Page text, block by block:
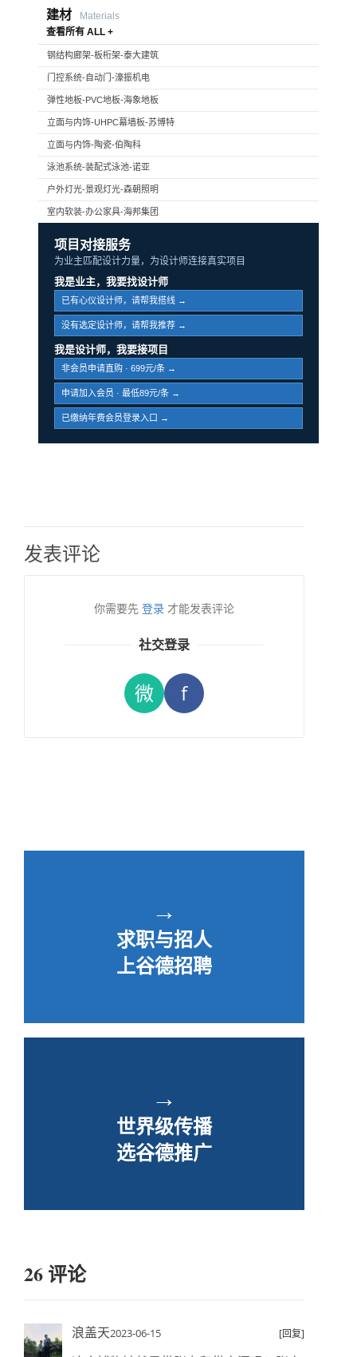
建材
Materials
查看所有 ALL +
钢结构廊架-板桁架-泰大建筑
门控系统-自动门-濠振机电
弹性地板-PVC地板-海象地板
立面与内饰-UHPC幕墙板-苏博特
立面与内饰-陶瓷-伯陶科
泳池系统-装配式泳池-诺亚
户外灯光-景观灯光-森朝照明
室内软装-办公家具-海邦集团
项目对接服务
为业主匹配设计力量，为设计师连接真实项目
我是业主，我要找设计师
已有心仪设计师，请帮我搭线 →
没有选定设计师，请帮我推荐 →
我是设计师，我要接项目
非会员申请直购 · 699元/条 →
申请加入会员 · 最低89元/条 →
已缴纳年费会员登录入口 →
发表评论
你需要先 登录 才能发表评论
社交登录
微 f
→
求职与招人
上谷德招聘
→
世界级传播
选谷德推广
26 评论
浪盖天2023-06-15 [回复]